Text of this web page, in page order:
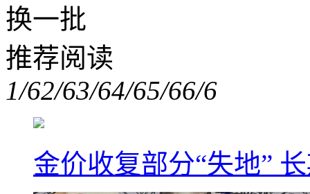
换一批
推荐阅读
1/62/63/64/65/66/6
金价收复部分“失地”